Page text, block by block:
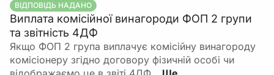
ВІДПОВІДЬ НАДАНО
Виплата комісійної винагороди ФОП 2 групи
та звітність 4ДФ
Якщо ФОП 2 група виплачує комісійну винагороду
комісіонеру згідно договору фізичній особі чи